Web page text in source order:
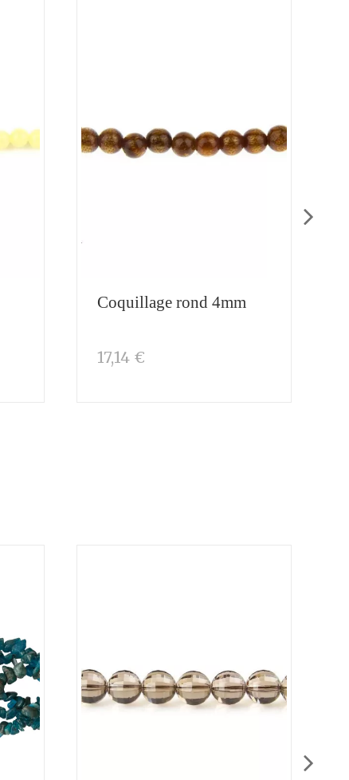
Coquillage rond 4mm
17,14 €